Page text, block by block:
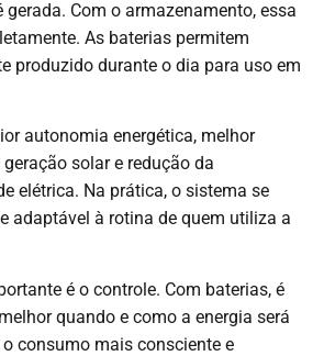
gerada. Com o armazenamento, essa
As baterias permitem
produzido durante o dia para uso em
autonomia energética, melhor
solar e redução da
elétrica. Na prática, o sistema se
adaptável à rotina de quem utiliza a
é o controle. Com baterias, é
quando e como a energia será
consumo mais consciente e